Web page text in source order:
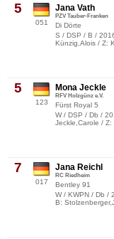
5
051
Jana Vath
PZV Tauber-Franken
Di Dörte
S / DSP / B /
Künzig,Alois / Z:
5
123
Mona Jeckle
RFV Holzgünz e.V.
Fürst Royal 5
W / DSP / Db /
Jeckle,Carole / Z:
7
017
Jana Reichl
RC Riedheim
Bentley 91
W / KWPN / Db /
B: